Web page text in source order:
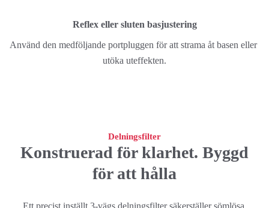
Reflex eller sluten basjustering
Använd den medföljande portpluggen för att strama åt basen eller
utöka uteffekten.
Delningsfilter
Konstruerad för klarhet. Byggd
för att hålla
Ett precist inställt 3-vägs delningsfilter säkerställer sömlösa